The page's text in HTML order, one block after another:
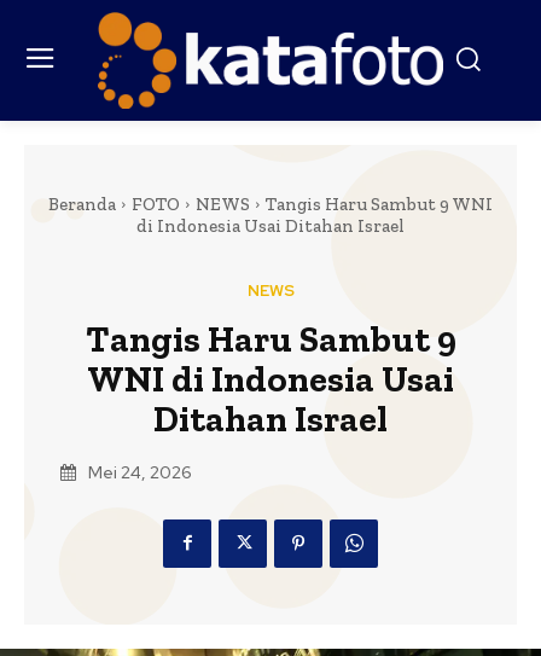
Beranda FOTO NEWS
Tangis Haru Sambut 9 WNI
di Indonesia Usai Ditahan Israel
NEWS
Tangis Haru Sambut 9
WNI di Indonesia Usai
Ditahan Israel
Mei 24, 2026